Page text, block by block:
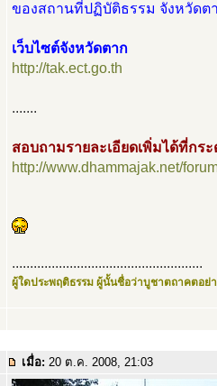
ของสถานที่ปฏิบัติธรรม จังหวัดต
เว็บไซต์จังหวัดตาก
http://tak.ect.go.th
.......
สอบถามรายละเอียดเพิ่มได้ที่กร
http://www.dhammajak.net/
.....................................................
ผู้ใดประพฤติธรรม ผู้นั้นชื่อว่าบูชาตถาคตอย่า
เมื่อ: 20 ต.ค. 2008, 21:03